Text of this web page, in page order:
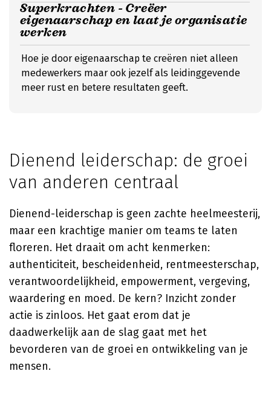
Superkrachten - Creëer
eigenaarschap en laat je organisatie
werken
Hoe je door eigenaarschap te creëren niet alleen
medewerkers maar ook jezelf als leidinggevende
meer rust en betere resultaten geeft.
Dienend leiderschap: de groei
van anderen centraal
Dienend-leiderschap is geen zachte heelmeesterij,
maar een krachtige manier om teams te laten
floreren. Het draait om acht kenmerken:
authenticiteit, bescheidenheid, rentmeesterschap,
verantwoordelijkheid, empowerment, vergeving,
waardering en moed. De kern? Inzicht zonder
actie is zinloos. Het gaat erom dat je
daadwerkelijk aan de slag gaat met het
bevorderen van de groei en ontwikkeling van je
mensen.